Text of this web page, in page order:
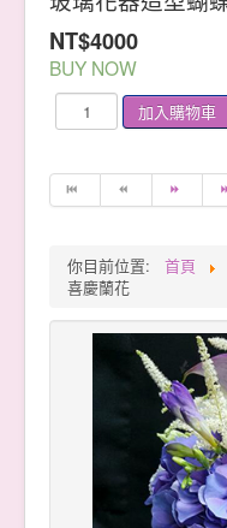
NT$4000
BUY NOW
你目前位置: 首頁
喜慶蘭花